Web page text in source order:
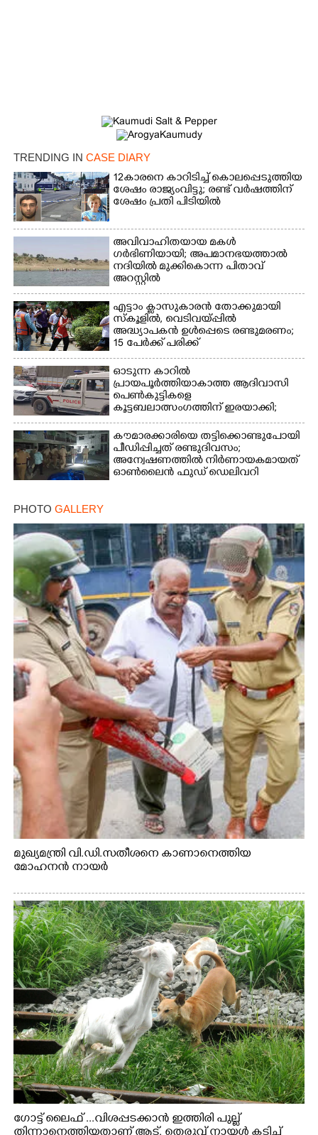
TRENDING IN CASE DIARY
12കാരനെ കാറിടിച്ച് കൊലപ്പെടുത്തിയ
ശേഷം രാജ്യംവിട്ടു; രണ്ട് വർഷത്തിന്
ശേഷം പ്രതി പിടിയിൽ
അവിവാഹിതയായ മകൾ
ഗർഭിണിയായി; അപമാനഭയത്താൽ
നദിയിൽ മുക്കികൊന്ന പിതാവ്
അറസ്റ്റിൽ
എട്ടാം ക്ളാസുകാരൻ തോക്കുമായി
സ്കൂളിൽ, വെടിവയ്പ്പിൽ
അദ്ധ്യാപകൻ ഉൾപ്പെടെ രണ്ടുമരണം;
15 പേർക്ക് പരിക്ക്
ഓടുന്ന കാറിൽ
പ്രായപൂർത്തിയാകാത്ത ആദിവാസി
പെൺകുട്ടികളെ
കൂട്ടബലാത്സംഗത്തിന് ഇരയാക്കി;
മൂന്ന് പേർ പിടിയിൽ
കൗമാരക്കാരിയെ തട്ടിക്കൊണ്ടുപോയി
പീഡിപ്പിച്ചത് രണ്ടുദിവസം;
അന്വേഷണത്തിൽ നിർണായകമായത്
ഓൺലൈൻ ഫുഡ് ഡെലിവറി
PHOTO GALLERY
മുഖ്യമന്ത്രി വി.ഡി.സതീശനെ കാണാനെത്തിയ
മോഹനൻ നായർ
ഗോട്ട് ലൈഫ് ...വിശപ്പടക്കാൻ ഇത്തിരി പുല്ല്
Share this link
Copy Link